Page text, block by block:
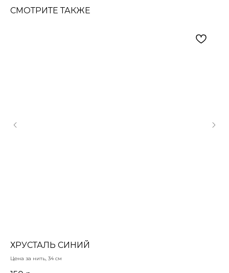
СМОТРИТЕ ТАКЖЕ
ХРУСТАЛЬ СИНИЙ
Цена за нить, 34 см